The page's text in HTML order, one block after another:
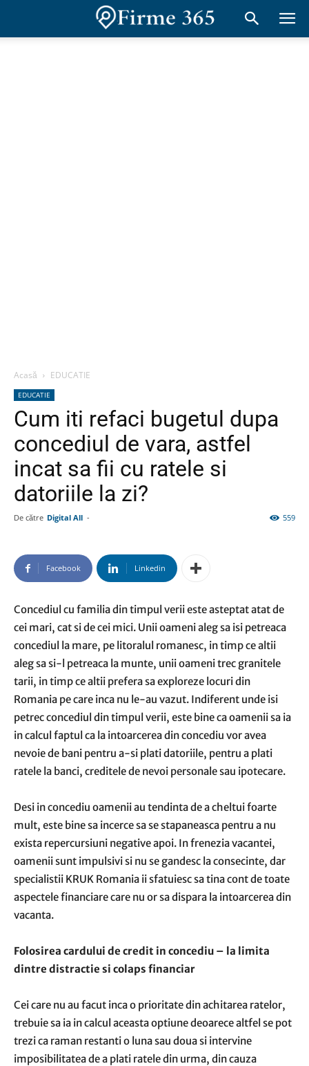
Acasă EDUCATIE
EDUCATIE
Cum iti refaci bugetul dupa
concediul de vara, astfel
incat sa fii cu ratele si
datoriile la zi?
De către Digital All - 559
Facebook Linkedin
Concediul cu familia din timpul verii este asteptat atat de
cei mari, cat si de cei mici. Unii oameni aleg sa isi petreaca
concediul la mare, pe litoralul romanesc, in timp ce altii
aleg sa si-l petreaca la munte, unii oameni trec granitele
tarii, in timp ce altii prefera sa exploreze locuri din
Romania pe care inca nu le-au vazut. Indiferent unde isi
petrec concediul din timpul verii, este bine ca oamenii sa ia
in calcul faptul ca la intoarcerea din concediu vor avea
nevoie de bani pentru a-si plati datoriile, pentru a plati
ratele la banci, creditele de nevoi personale sau ipotecare.
Desi in concediu oamenii au tendinta de a cheltui foarte
mult, este bine sa incerce sa se stapaneasca pentru a nu
exista repercursiuni negative apoi. In frenezia vacantei,
oamenii sunt impulsivi si nu se gandesc la consecinte, dar
specialistii KRUK Romania ii sfatuiesc sa tina cont de toate
aspectele financiare care nu or sa dispara la intoarcerea din
vacanta.
Folosirea cardului de credit in concediu – la limita
dintre distractie si colaps financiar
Cei care nu au facut inca o prioritate din achitarea ratelor,
trebuie sa ia in calcul aceasta optiune deoarece altfel se pot
trezi ca raman restanti o luna sau doua si intervine
imposibilitatea de a plati ratele din urma, din cauza